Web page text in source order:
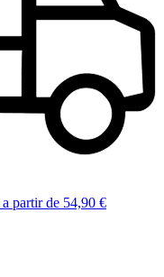
a partir de 54,90 €